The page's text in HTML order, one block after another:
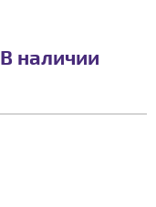
В наличии